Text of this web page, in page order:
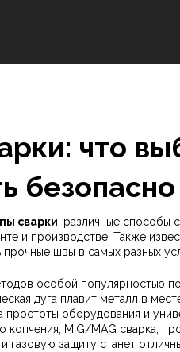
что
безопасно
сварки различные способы
и производстве. Также
прочные швы в самых разных
особой популярностью
дуга плавит металл в
простоты оборудования и
копчения,
MIG/MAG сварка
газовую защитустанет